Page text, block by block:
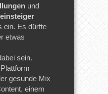
und
ein. Es dürfte
etwas
sein.
gesunde Mix
einem